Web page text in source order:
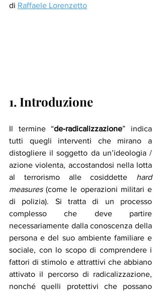
di Raffaele Lorenzetto
1. Introduzione
Il termine “de-radicalizzazione” indica
tutti quegli interventi che mirano a
distogliere il soggetto da un’ideologia /
azione violenta, accostandosi nella lotta
al terrorismo alle cosiddette hard
measures (come le operazioni militari e
di polizia). Si tratta di un processo
complesso che deve partire
necessariamente dalla conoscenza della
persona e del suo ambiente familiare e
sociale, con lo scopo di comprendere i
fattori di stimolo e attrattivi che abbiano
attivato il percorso di radicalizzazione,
nonché quelli protettivi che possano